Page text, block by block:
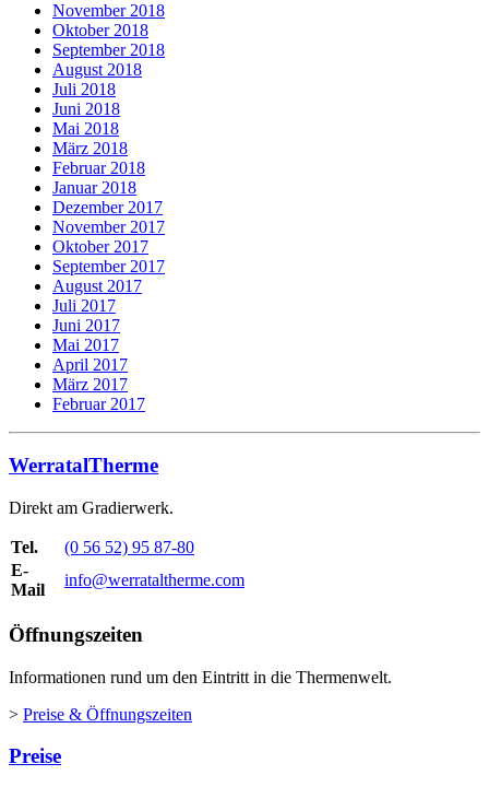
November 2018
Oktober 2018
September 2018
August 2018
Juli 2018
Juni 2018
Mai 2018
März 2018
Februar 2018
Januar 2018
Dezember 2017
November 2017
Oktober 2017
September 2017
August 2017
Juli 2017
Juni 2017
Mai 2017
April 2017
März 2017
Februar 2017
WerratalTherme
Direkt am Gradierwerk.
Tel.
(0 56 52) 95 87-80
E-
Mail
info@werrataltherme.com
Öffnungszeiten
Informationen rund um den Eintritt in die Thermenwelt.
> Preise & Öffnungszeiten
Preise